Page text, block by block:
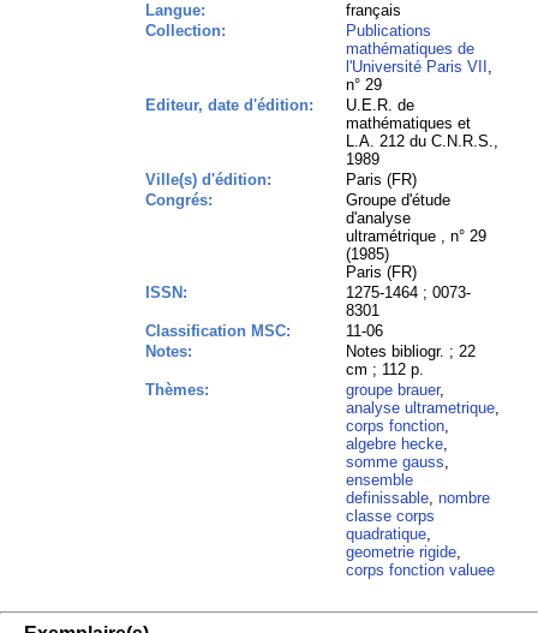
Langue:
français
Collection:
Publications
mathématiques de
l'Université Paris VII ,
n° 29
Editeur, date d'édition:
U.E.R. de
mathématiques et
L.A. 212 du C.N.R.S.,
1989
Ville(s) d'édition:
Paris (FR)
Congrés:
Groupe d'étude
d'analyse
ultramétrique , n° 29
(1985)
Paris (FR)
ISSN:
1275-1464 ; 0073-
8301
Classification MSC:
11-06
Notes:
Notes bibliogr. ; 22
cm ; 112 p.
Thèmes:
groupe brauer,
analyse ultrametrique,
corps fonction,
algebre hecke,
somme gauss,
ensemble
definissable,nombre
classe corps
quadratique,
geometrie rigide,
corps fonction valuee